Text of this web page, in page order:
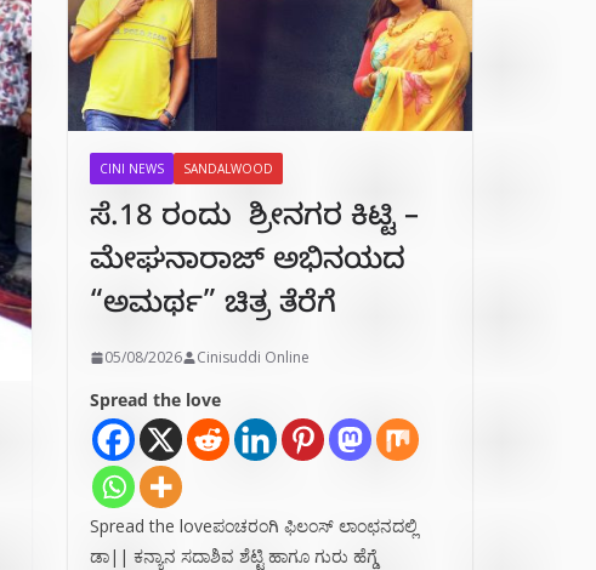
CINI NEWS SANDALWOOD
ಸೆ.18 ರಂದು ಶ್ರೀನಗರ ಕಿಟ್ಟಿ –
ಮೇಘನಾರಾಜ್ ಅಭಿನಯದ
“ಅಮರ್ಥ” ಚಿತ್ರ ತೆರೆಗೆ
05/08/2026 Cinisuddi Online
Spread the love
Spread the loveಪಂಚರಂಗಿ ಫಿಲಂಸ್ ಲಾಂಛನದಲ್ಲಿ
ಡಾ|| ಕನ್ಯಾನ ಸದಾಶಿವ ಶೆಟ್ಟಿ ಹಾಗೂ ಗುರು ಹೆಗ್ಡೆ